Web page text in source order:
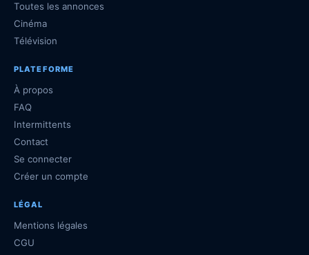
Toutes les annonces
Cinéma
Télévision
PLATEFORME
À propos
FAQ
Intermittents
Contact
Se connecter
Créer un compte
LÉGAL
Mentions légales
CGU